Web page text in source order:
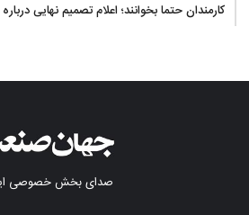
کارمندان حتما بخوانند؛ اعلام تصمیم نهایی
صدای بخش خصوصی